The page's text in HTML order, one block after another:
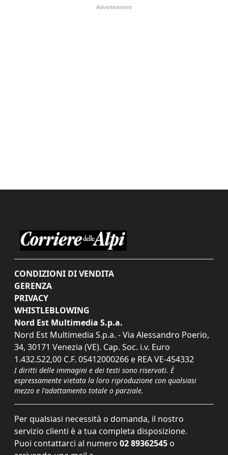
CONDIZIONI DI VENDITA
GERENZA
PRIVACY
WHISTLEBLOWING
Nord Est Multimedia S.p.a.
Nord Est Multimedia S.p.a. - Via Alessandro Poerio,
34, 30171 Venezia (VE). Cap. Soc. i.v. Euro
1.432.522,00 C.F. 05412000266 e REA VE-454332
I diritti delle immagini e dei testi sono riservati. È
espressamente vietata la loro riproduzione con qualsiasi
mezzo e l'adattamento totale o parziale.
Per qualsiasi necessità o domanda, il nostro
servizio clienti è a tua completa disposizione.
Puoi contattarci al numero 02 89362545 o